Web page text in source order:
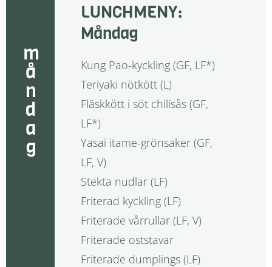
måndag
LUNCHMENY:
Måndag
Kung Pao-kyckling (GF, LF*)
Teriyaki nötkött (L)
Fläskkött i söt chilisås (GF,
LF*)
Yasai itame-grönsaker (GF,
LF, V)
Stekta nudlar (LF)
Friterad kyckling (LF)
Friterade vårrullar (LF, V)
Friterade oststavar
Friterade dumplings (LF)